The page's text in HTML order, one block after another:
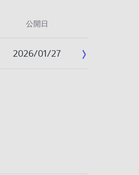
公開日
2026/01/27